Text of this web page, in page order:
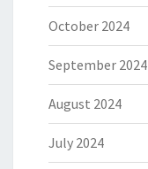
October 2024
September 2024
August 2024
July 2024